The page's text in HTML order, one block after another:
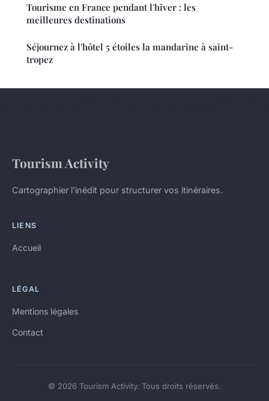
Tourisme en France pendant l'hiver : les
meilleures destinations
Séjournez à l'hôtel 5 étoiles la mandarine à saint-
tropez
Tourism Activity
Cartographier l'inédit pour structurer vos itinéraires.
LIENS
Accueil
LÉGAL
Mentions légales
Contact
© 2026 Tourism Activity. Tous droits réservés.